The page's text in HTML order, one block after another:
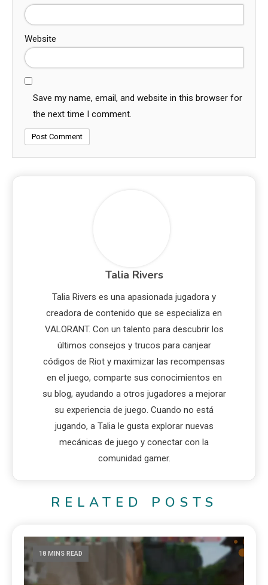
Website
Save my name, email, and website in this browser for
the next time I comment.
Talia Rivers
Talia Rivers es una apasionada jugadora y
creadora de contenido que se especializa en
VALORANT. Con un talento para descubrir los
últimos consejos y trucos para canjear
códigos de Riot y maximizar las recompensas
en el juego, comparte sus conocimientos en
su blog, ayudando a otros jugadores a mejorar
su experiencia de juego. Cuando no está
jugando, a Talia le gusta explorar nuevas
mecánicas de juego y conectar con la
comunidad gamer.
RELATED POSTS
18 MINS READ